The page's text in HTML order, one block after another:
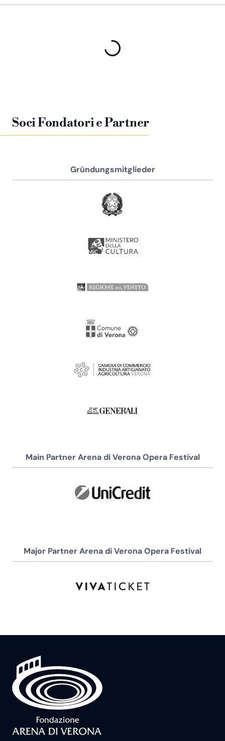
Soci Fondatori e Partner
Gründungsmitglieder
Main Partner Arena di Verona Opera Festival
Major Partner Arena di Verona Opera Festival